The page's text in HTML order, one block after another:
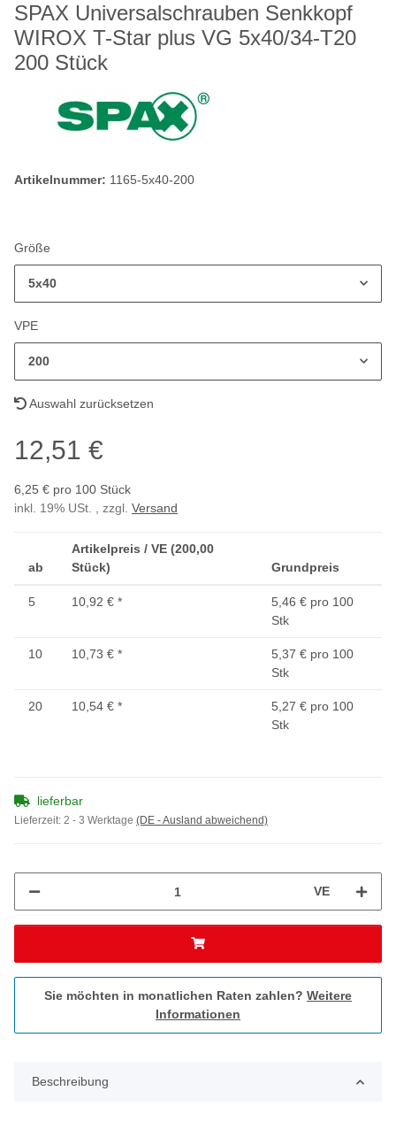
SPAX Universalschrauben Senkkopf
WIROX T-Star plus VG 5x40/34-T20
200 Stück
Artikelnummer: 1165-5x40-200
Größe
5x40
VPE
200
Auswahl zurücksetzen
12,51 €
6,25 € pro 100 Stück
inkl. 19% USt. , zzgl. Versand
ab
Artikelpreis / VE (200,00
Stück)
Grundpreis
5 10,92 € *
5,46 € pro 100
Stk
10 10,73 € *
5,37 € pro 100
Stk
20 10,54 € *
5,27 € pro 100
Stk
lieferbar
Lieferzeit: 2 - 3 Werktage (DE - Ausland abweichend)
VE
Sie möchten in monatlichen Raten zahlen? Weitere
Informationen
Beschreibung